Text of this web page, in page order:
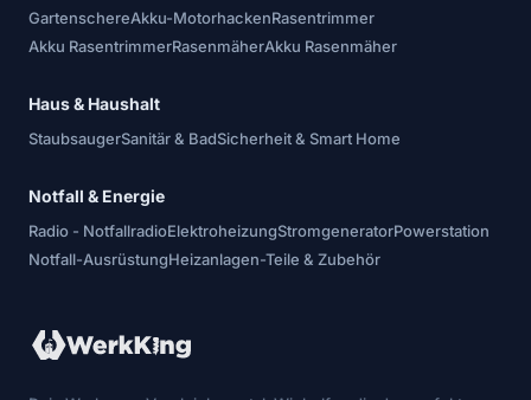
GartenschereAkku-MotorhackenRasentrimmer
Akku RasentrimmerRasenmäherAkku Rasenmäher
Haus & Haushalt
StaubsaugerSanitär & BadSicherheit & Smart Home
Notfall & Energie
Radio - NotfallradioElektroheizungStromgeneratorPowerstation
Notfall-AusrüstungHeizanlagen-Teile & Zubehör